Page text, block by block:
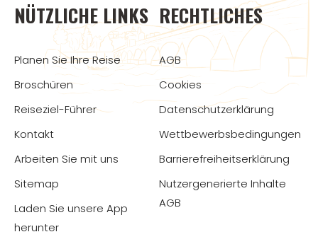
NÜTZLICHE LINKS
Planen Sie Ihre Reise
Broschüren
Reiseziel-Führer
Kontakt
Arbeiten Sie mit uns
Sitemap
Laden Sie unsere App
herunter
RECHTLICHES
AGB
Cookies
Datenschutzerklärung
Wettbewerbsbedingungen
Barrierefreiheitserklärung
Nutzergenerierte Inhalte
AGB